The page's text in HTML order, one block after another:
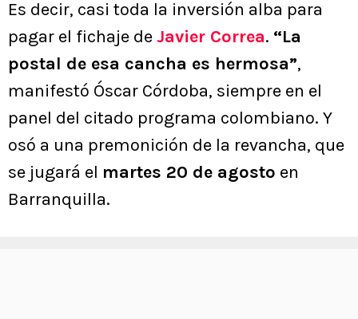
Es decir, casi toda la inversión alba para
pagar el fichaje de Javier Correa. “La
postal de esa cancha es hermosa”,
manifestó Óscar Córdoba, siempre en el
panel del citado programa colombiano. Y
osó a una premonición de la revancha, que
se jugará el martes 20 de agosto en
Barranquilla.